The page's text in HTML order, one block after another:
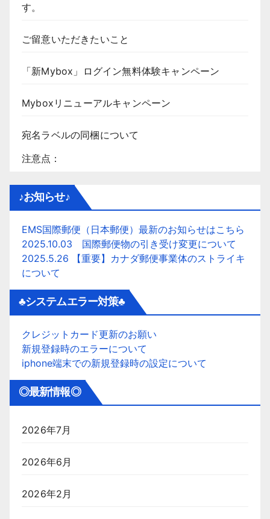
す。
ご留意いただきたいこと
「新Mybox」ログイン無料体験キャンペーン
Myboxリニューアルキャンペーン
宛名ラベルの同梱について
注意点：
♪お知らせ♪
EMS国際郵便（日本郵便）最新のお知らせはこちら
2025.10.03 国際郵便物の引き受け変更について
2025.5.26 【重要】カナダ郵便事業体のストライキ
について
♣システムエラー対策♣
クレジットカード更新のお願い
新規登録時のエラーについて
iphone端末での新規登録時の設定について
◎最新情報◎
2026年7月
2026年6月
2026年2月